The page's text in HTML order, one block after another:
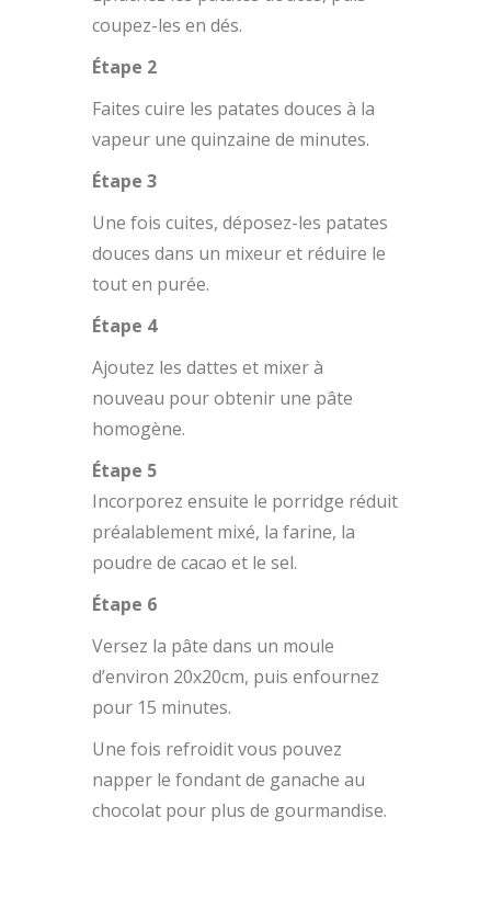
coupez-les en dés.
Étape 2
Faites cuire les patates douces à la
vapeur une quinzaine de minutes.
Étape 3
Une fois cuites, déposez-les patates
douces dans un mixeur et réduire le
tout en purée.
Étape 4
Ajoutez les dattes et mixer à
nouveau pour obtenir une pâte
homogène.
Étape 5
Incorporez ensuite le porridge réduit
préalablement mixé, la farine, la
poudre de cacao et le sel.
Étape 6
Versez la pâte dans un moule
d’environ 20x20cm, puis enfournez
pour 15 minutes.
Une fois refroidit vous pouvez
napper le fondant de ganache au
chocolat pour plus de gourmandise.